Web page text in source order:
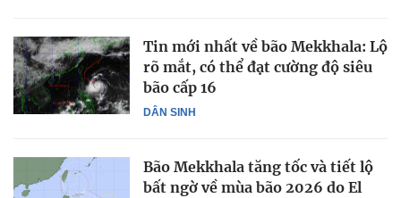
DÂN SINH
Tin mới nhất về bão Mekkhala: Lộ
rõ mắt, có thể đạt cường độ siêu
bão cấp 16
Bão Mekkhala tăng tốc và tiết lộ
bất ngờ về mùa bão 2026 do El